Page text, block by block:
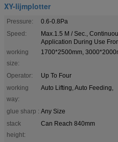
XY-lijmplotter
Pressure:
0.6-0.8Pa
Speed:
Max.1.5 M / Sec.,
Application During Use
working
size:
1700*2500mm,
Operator:
Up To Four
working
way:
Auto Lifting, Auto Feeding,
glue sharp : Any Size
stack
height:
Can Reach 840mm